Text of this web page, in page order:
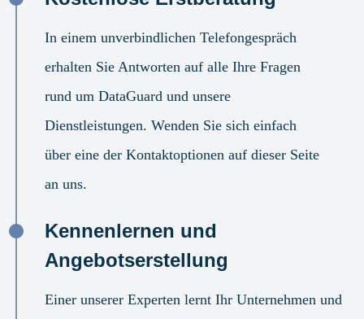
In einem unverbindlichen Telefongespräch
erhalten Sie Antworten auf alle Ihre Fragen
rund um DataGuard und unsere
Dienstleistungen. Wenden Sie sich einfach
über eine der Kontaktoptionen auf dieser Seite
an uns.
Kennenlernen und
Angebotserstellung
Einer unserer Experten lernt Ihr Unternehmen und